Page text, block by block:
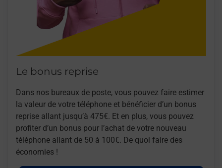
Le bonus reprise
Dans nos bureaux de poste, vous pouvez faire estimer
la valeur de votre téléphone et bénéficier d’un bonus
reprise allant jusqu’à 475€. Et en plus, vous pouvez
profiter d’un bonus pour l’achat de votre nouveau
téléphone allant de 50 à 100€. De quoi faire des
économies !